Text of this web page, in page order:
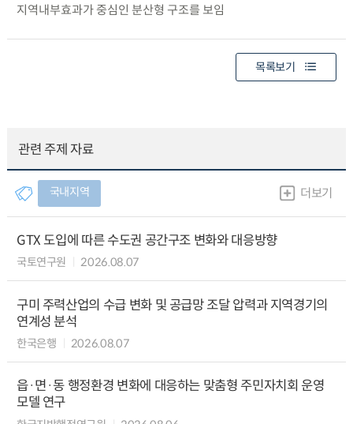
지역내부효과가 중심인 분산형 구조를 보임
목록보기
관련 주제 자료
국내지역 더보기
GTX 도입에 따른 수도권 공간구조 변화와 대응방향
국토연구원 2026.08.07
구미 주력산업의 수급 변화 및 공급망 조달 압력과 지역경기의
연계성 분석
한국은행 2026.08.07
읍·면·동 행정환경 변화에 대응하는 맞춤형 주민자치회 운영
모델 연구